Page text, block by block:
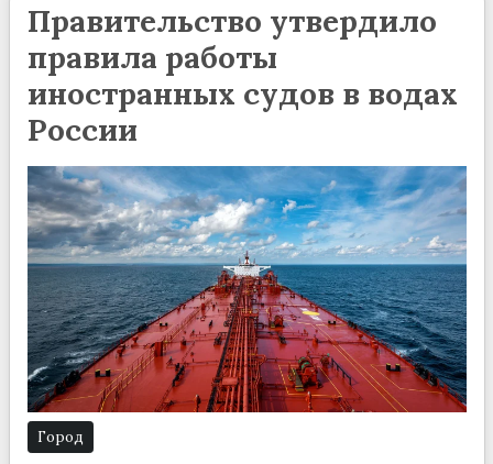
Правительство утвердило
правила работы
иностранных судов в водах
России
Город